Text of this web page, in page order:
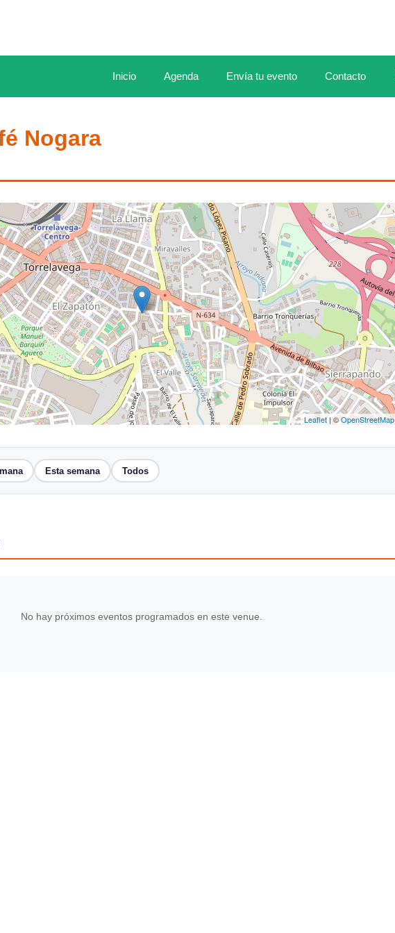
Inicio Agenda Envía tu evento Contacto
Nogara
Leaflet | ©OpenStreetMap
Esta semana Todos
No hay próximos eventos programados en este venue.